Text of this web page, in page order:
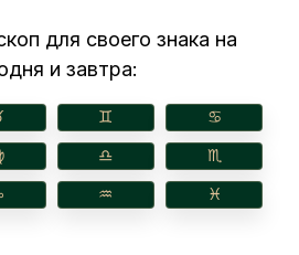
для своего знака на
и завтра:
♊︎ ♋︎
♎︎ ♏︎
♒︎ ♓︎